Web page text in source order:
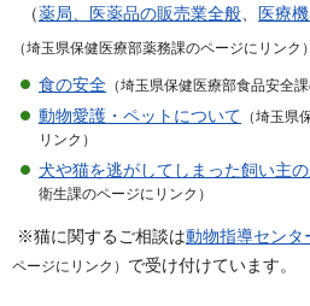
（薬局、医薬品の販売業全般、 医療
（埼玉県保健医療部薬務課のページにリンク）
食の安全 （埼玉県保健医療部食品安全
動物愛護・ペットについて （埼玉県
リンク）
犬や猫を逃がしてしまった飼い主
衛生課のページにリンク）
※猫に関するご相談は動物指導センタ
ページにリンク） で受け付けています。